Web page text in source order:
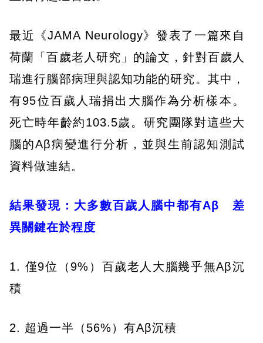
最近《JAMA Neurology》發表了一篇來自
荷蘭「百歲老人研究」的論文，針對百歲人
瑞進行腦部病理與認知功能的研究。其中，
有95位百歲人瑞捐出大腦作為分析樣本。
死亡時年齡約103.5歲。研究團隊對這些大
腦的Aβ病變進行分析，並與生前認知測試
資料做連結。
結果發現：大多數百歲人腦中都有Aβ 差
異關鍵在於程度
1. 僅9位（9%）百歲老人大腦幾乎無Aβ沉
積
2. 超過一半（56%）有Aβ沉積